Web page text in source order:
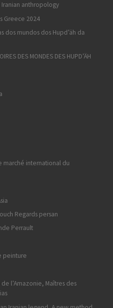
anthropology
Greece 2024
dos mundos dos Hupd’äh da
DES MONDES DES HUPD’ÄH
marché international du
Regards persan
Perrault
peinture
de l’Amazonie, Maîtres des